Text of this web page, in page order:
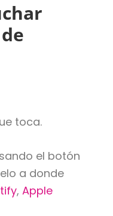
toca.
el botón
a donde
, Apple